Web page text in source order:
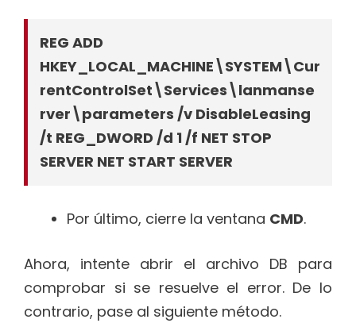
REG ADD
HKEY_LOCAL_MACHINE\SYSTEM\Cur
rentControlSet\Services\lanmanse
rver\parameters /v DisableLeasing
/t REG_DWORD /d 1 /f NET STOP
SERVER NET START SERVER
Por último, cierre la ventana CMD.
Ahora, intente abrir el archivo DB para
comprobar si se resuelve el error. De lo
contrario, pase al siguiente método.